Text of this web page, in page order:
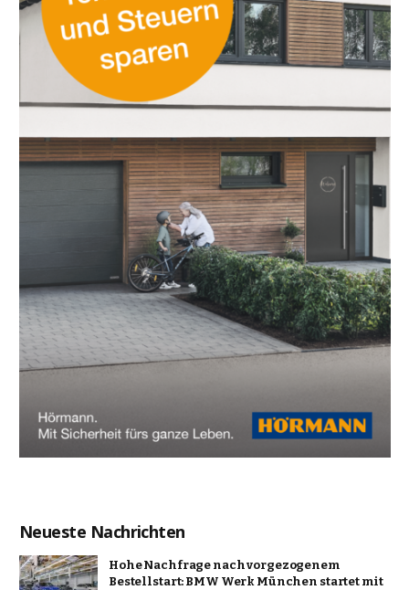
Neueste Nachrichten
Hohe Nachfrage nach vorgezogenem
Bestellstart: BMW Werk München startet mit